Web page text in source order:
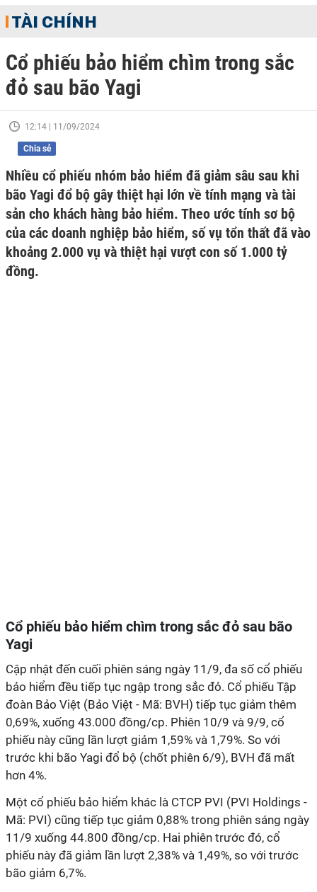
TÀI CHÍNH
Cổ phiếu bảo hiểm chìm trong sắc
đỏ sau bão Yagi
12:14 | 11/09/2024
Chia sẻ
Nhiều cổ phiếu nhóm bảo hiểm đã giảm sâu sau khi
bão Yagi đổ bộ gây thiệt hại lớn về tính mạng và tài
sản cho khách hàng bảo hiểm. Theo ước tính sơ bộ
của các doanh nghiệp bảo hiểm, số vụ tổn thất đã vào
khoảng 2.000 vụ và thiệt hại vượt con số 1.000 tỷ
đồng.
Cổ phiếu bảo hiểm chìm trong sắc đỏ sau bão
Yagi
Cập nhật đến cuối phiên sáng ngày 11/9, đa số cổ phiếu
bảo hiểm đều tiếp tục ngập trong sắc đỏ. Cổ phiếu Tập
đoàn Bảo Việt (Bảo Việt - Mã: BVH) tiếp tục giảm thêm
0,69%, xuống 43.000 đồng/cp. Phiên 10/9 và 9/9, cổ
phiếu này cũng lần lượt giảm 1,59% và 1,79%. So với
trước khi bão Yagi đổ bộ (chốt phiên 6/9), BVH đã mất
hơn 4%.
Một cổ phiếu bảo hiểm khác là CTCP PVI (PVI Holdings -
Mã: PVI) cũng tiếp tục giảm 0,88% trong phiên sáng ngày
11/9 xuống 44.800 đồng/cp. Hai phiên trước đó, cổ
phiếu này đã giảm lần lượt 2,38% và 1,49%, so với trước
bão giảm 6,7%.